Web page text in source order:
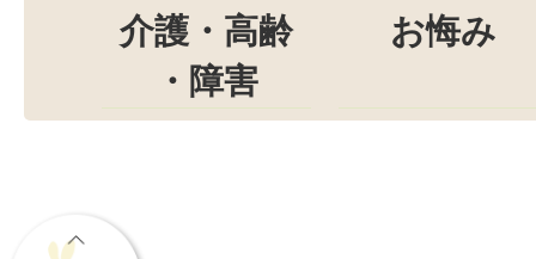
介護・高齢
・障害
お悔み